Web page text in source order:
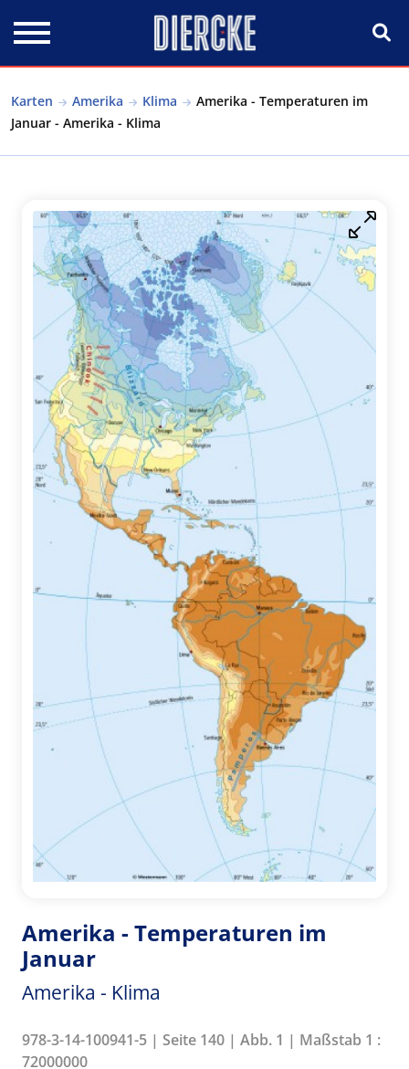
Karten Amerika Klima
Amerika - Temperaturen im
Januar - Amerika - Klima
Amerika - Temperaturen im
Januar
Amerika - Klima
978-3-14-100941-5 | Seite 140 | Abb. 1 | Maßstab 1 :
72000000